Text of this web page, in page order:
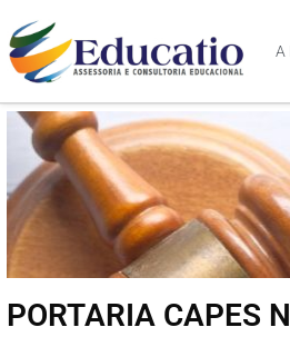
A
PORTARIA CAPES